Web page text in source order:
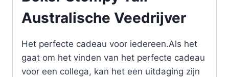
Australische Veedrijver
Het perfecte cadeau voor iedereen.Als het
gaat om het vinden van het perfecte cadeau
voor een collega, kan het een uitdaging zijn